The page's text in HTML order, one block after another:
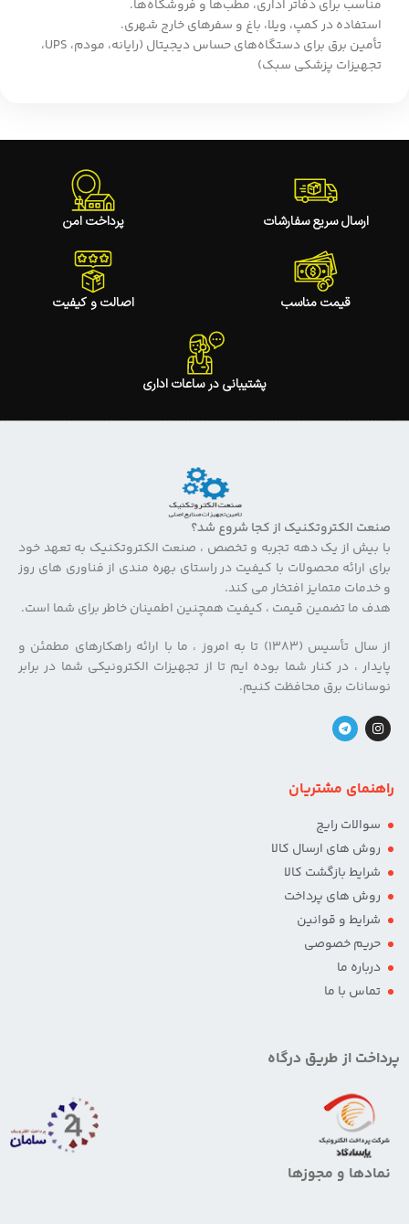
مناسب برای دفاتر اداری، مطب‌ها و فروشگاه‌ها.
استفاده در کمپ، ویلا، باغ و سفرهای خارج شهری.
تأمین برق برای دستگاه‌های حساس دیجیتال (رایانه، مودم، UPS،
تجهیزات پزشکی سبک)
ارسال سریع سفارشات پرداخت امن
قیمت مناسب اصالت و کیفیت
پشتیبانی در ساعات اداری
صنعت الکتروتکنیک از کجا شروع شد؟
با بیش از یک دهه تجربه و تخصص ، صنعت الکتروتکنیک به تعهد خود
برای ارائه محصولات با کیفیت در راستای بهره مندی از فناوری های روز
و خدمات متمایز افتخار می کند.
هدف ما تضمین قیمت ، کیفیت همچنین اطمینان خاطر برای شما است.
از سال تأسیس (۱۳۸۳) تا به امروز ، ما با ارائه راهکارهای مطمئن و
پایدار ، در کنار شما بوده ایم تا از تجهیزات الکترونیکی شما در برابر
نوسانات برق محافظت کنیم.
راهنمای مشتریان
سوالات رایج
روش های ارسال کالا
شرایط بازگشت کالا
روش های پرداخت
شرایط و قوانین
حریم خصوصی
درباره ما
تماس با ما
پرداخت از طریق درگاه
نمادها و مجوزها